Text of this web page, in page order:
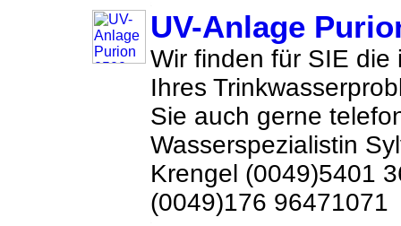
UV-Anlage
Wir finden für SIE die
Ihres
Sie auch gerne
Wasserspezialistin
Krengel (0049)5401
(0049)176